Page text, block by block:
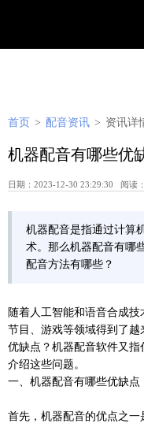
首页 > 配音资讯 > 资讯详
机器配音有哪些优
日期：2023-12-30 23:29:30 阅读
机器配音是指通过计算
术。那么机器配音有哪
配音方法有哪些？
随着人工智能和语音合成技
节目、游戏等领域得到了
优缺点？机器配音软件又
介绍这些问题。
一、机器配音有哪些优缺点
首先，机器配音的优点之